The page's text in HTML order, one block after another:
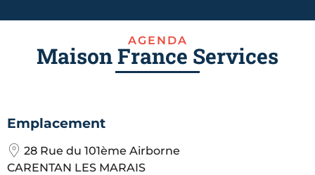
AGENDA
Maison France Services
Emplacement
28 Rue du 101ème Airborne
CARENTAN LES MARAIS